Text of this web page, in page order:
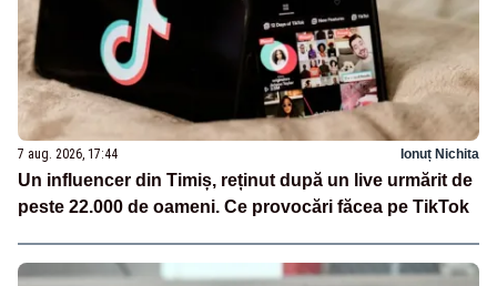
7 aug. 2026, 17:44 Ionuț Nichita
Un influencer din Timiș, reținut după un live urmărit de
peste 22.000 de oameni. Ce provocări făcea pe TikTok